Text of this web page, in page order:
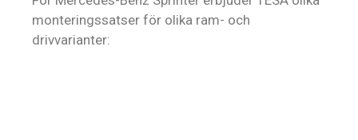
monteringssatser för olika ram- och
drivvarianter: